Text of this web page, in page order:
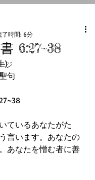
ジ
6:27~38
了時間: 6分
)
句
ているあなたがた
言います。あなたの
あなたを憎む者に善